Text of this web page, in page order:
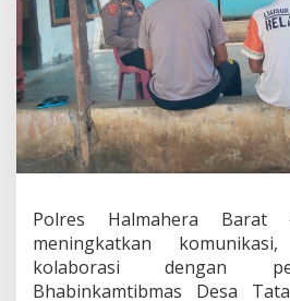
e
k
a
e
r
k
u
a
K
e
Polres Halmahera
meningkatkan
kolaborasi dengan
Bhabinkamtibmas Desa